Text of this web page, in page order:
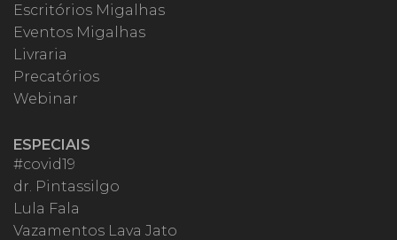
Escritórios Migalhas
Eventos Migalhas
Livraria
Precatórios
Webinar
ESPECIAIS
#covid19
dr. Pintassilgo
Lula Fala
Vazamentos Lava Jato